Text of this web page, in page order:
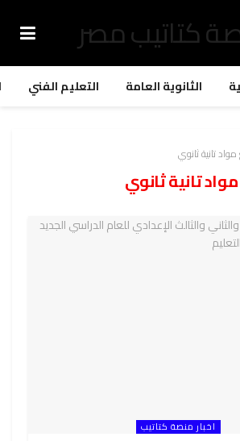
الثانوية العامة التعليم الفني
مواد تانية ثانوي
تانية ثانوي
اخبار منصة كتاتيب